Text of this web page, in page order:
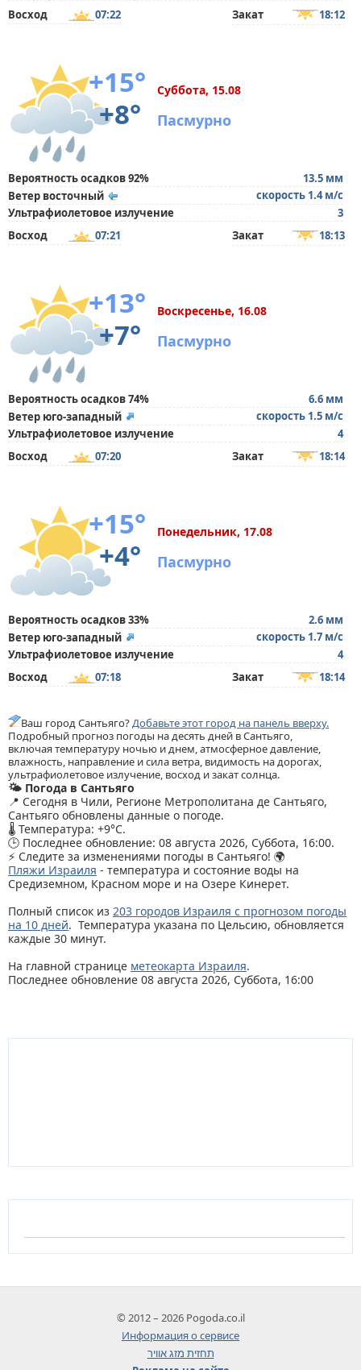
Восход
07:22 Закат 18:12
+15°
+8°
Суббота, 15.08
Пасмурно
Вероятность осадков 92%
13.5 мм
Ветер восточный
скорость 1.4 м/с
Ультрафиолетовое излучение
3
Восход
07:21 Закат 18:13
+13°
+7°
Воскресенье, 16.08
Пасмурно
Вероятность осадков 74%
6.6 мм
Ветер юго-западный
скорость 1.5 м/с
Ультрафиолетовое излучение
4
Восход
07:20 Закат 18:14
+15°
+4°
Понедельник, 17.08
Пасмурно
Вероятность осадков 33%
2.6 мм
Ветер юго-западный
скорость 1.7 м/с
Ультрафиолетовое излучение
4
Восход
07:18 Закат 18:14
Ваш город Сантьяго?Добавьте этот город на панель вверху.
Подробный прогноз погоды на десять дней в Сантьяго,
включая температуру ночью и днем, атмосферное давление,
влажность, направление и сила ветра, видимость на дорогах,
ультрафиолетовое излучение, восход и закат солнца.
🌤️ Погода в Сантьяго
📍 Сегодня в Чили, Регионе Метрополитана де Сантьяго,
Сантьяго обновлены данные о погоде.
🌡️ Температура: +9°C.
🕒 Последнее обновление: 08 августа 2026, Суббота, 16:00.
⚡ Следите за изменениями погоды в Сантьяго! 🌍
Пляжи Израиля - температура и состояние воды на
Средиземном, Красном море и на Озере Кинерет.
Полный список из 203 городов Израиля с прогнозом погоды
на 10 дней. Температура указана по Цельсию, обновляется
каждые 30 минут.
На главной странице метеокарта Израиля.
Последнее обновление 08 августа 2026, Суббота, 16:00
© 2012 – 2026 Pogoda.co.il
Информация о сервисе
תחזית מזג אוויר